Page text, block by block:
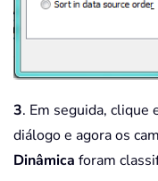
3. Em seguida, clique
diálogo e agora os
Dinâmica foram